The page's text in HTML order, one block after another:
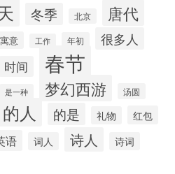
冬季 北京 唐代
寓意 工作 年初 很多人
时间 春节
是一种 梦幻西游 汤圆
的人 的是 礼物 红包
语 词人 诗人 诗词